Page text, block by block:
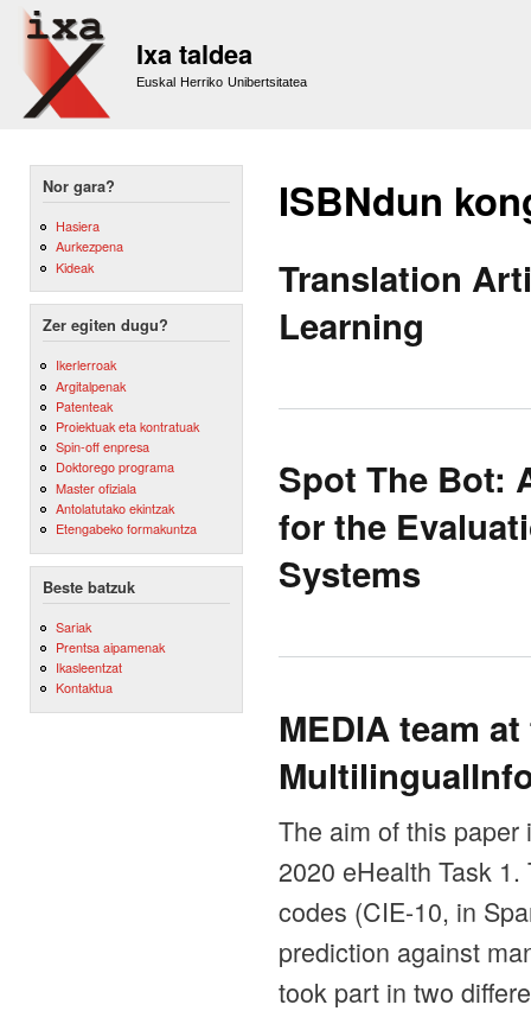
Ixa taldea
Euskal Herriko Unibertsitatea
Nor gara?
Hasiera
Aurkezpena
Kideak
Zer egiten dugu?
Ikerlerroak
Argitalpenak
Patenteak
Proiektuak eta kontratuak
Spin-off enpresa
Doktorego programa
Master ofiziala
Antolatutako ekintzak
Etengabeko formakuntza
Beste batzuk
Sariak
Prentsa aipamenak
Ikasleentzat
Kontaktua
ISBNdun
Translation
Learning
Spot The Bot:
for the
Systems
MEDIA team
The aim of this paper
2020 eHealth Task
codes (CIE-10, in
prediction against
took part in two